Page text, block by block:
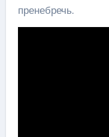
пренебречь.